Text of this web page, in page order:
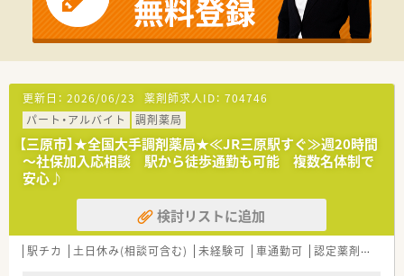
借上社宅制度（広域勤務のみ）、研修保養施設、永年勤続表彰
他
更新日： 2026/06/23 薬剤師求人ID： 704746
パート・アルバイト
調剤薬局
【三原市】★全国大手調剤薬局★≪JR三原駅すぐ≫週20時間
～社保加入応相談 駅から徒歩通勤も可能 複数名体制で
安心♪
検討リストに追加
駅チカ 土日休み(相談可含む) 未経験可 車通勤可 認定薬剤師取得支援あり